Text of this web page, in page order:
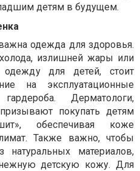
детям в будущем.
одежда для здоровья.
излишней жары или
одежду для детей, стоит
на эксплуатационные
Дерматологи,
покупать детям
обеспечивая коже
Также важно, чтобы
материалов,
детскую кожу. Для